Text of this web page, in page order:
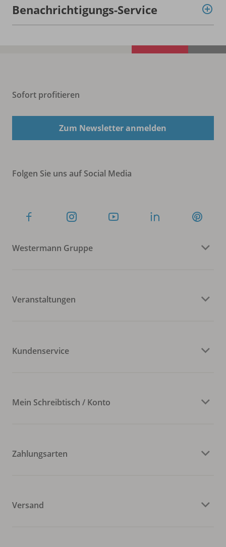
Benachrichtigungs-Service
Sofort profitieren
Zum Newsletter anmelden
Folgen Sie uns auf Social Media
Westermann Gruppe
Veranstaltungen
Kundenservice
Mein Schreibtisch / Konto
Zahlungsarten
Versand